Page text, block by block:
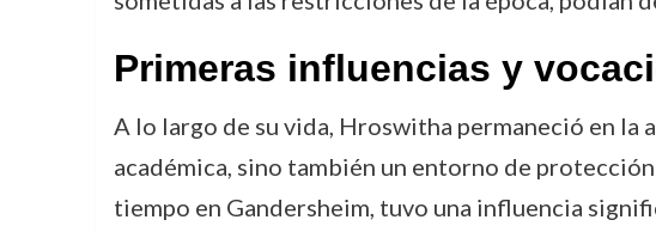
Primeras influencias y
A lo largo de su vida, Hroswitha permaneció en
académica, sino también un entorno de
tiempo en Gandersheim, tuvo una influencia